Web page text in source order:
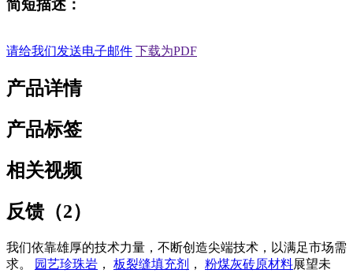
简短描述：
请给我们发送电子邮件 下载为PDF
产品详情
产品标签
相关视频
反馈（2）
我们依靠雄厚的技术力量，不断创造尖端技术，以满足市场需
求。
园艺珍珠岩 ， 板裂缝填充剂 ， 粉煤灰砖原材料展望未